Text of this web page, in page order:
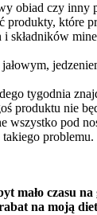
obiad czy
które
tygodnia
produktu nie
pod
mało czasu
na moją